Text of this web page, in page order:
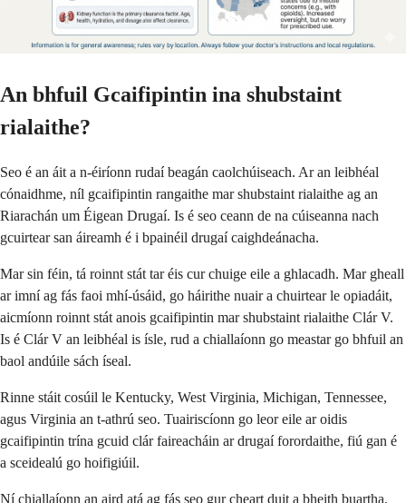
An bhfuil Gcaifipintin ina shubstaint
rialaithe?
Seo é an áit a n-éiríonn rudaí beagán caolchúiseach. Ar an leibhéal
cónaidhme, níl gcaifipintin rangaithe mar shubstaint rialaithe ag an
Riarachán um Éigean Drugaí. Is é seo ceann de na cúiseanna nach
gcuirtear san áireamh é i bpainéil drugaí caighdeánacha.
Mar sin féin, tá roinnt stát tar éis cur chuige eile a ghlacadh. Mar gheall
ar imní ag fás faoi mhí-úsáid, go háirithe nuair a chuirtear le opiadáit,
aicmíonn roinnt stát anois gcaifipintin mar shubstaint rialaithe Clár V.
Is é Clár V an leibhéal is ísle, rud a chiallaíonn go meastar go bhfuil an
baol andúile sách íseal.
Rinne stáit cosúil le Kentucky, West Virginia, Michigan, Tennessee,
agus Virginia an t-athrú seo. Tuairiscíonn go leor eile ar oidis
gcaifipintin trína gcuid clár faireacháin ar drugaí forordaithe, fiú gan é
a sceidealú go hoifigiúil.
Ní chiallaíonn an aird atá ag fás seo gur cheart duit a bheith buartha.